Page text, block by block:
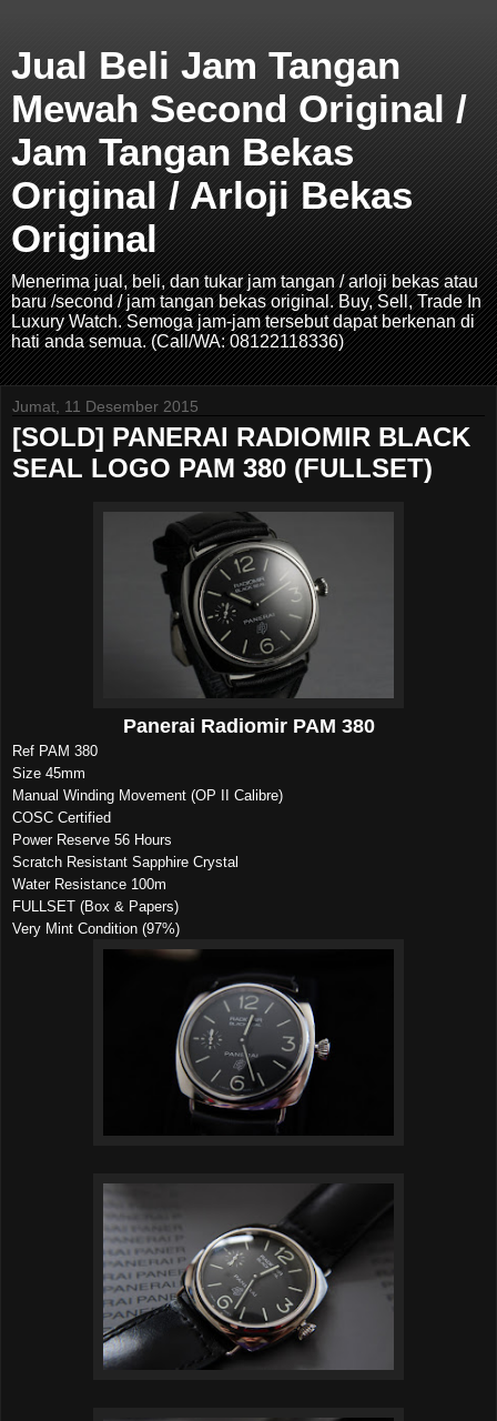
Jual Beli Jam Tangan
Mewah Second Original /
Jam Tangan Bekas
Original / Arloji Bekas
Original
Menerima jual, beli, dan tukar jam tangan / arloji bekas atau
baru /second / jam tangan bekas original. Buy, Sell, Trade In
Luxury Watch. Semoga jam-jam tersebut dapat berkenan di
hati anda semua. (Call/WA: 08122118336)
Jumat, 11 Desember 2015
[SOLD] PANERAI RADIOMIR BLACK
SEAL LOGO PAM 380 (FULLSET)
Panerai Radiomir PAM 380
Ref PAM 380
Size 45mm
Manual Winding Movement (OP II Calibre)
COSC Certified
Power Reserve 56 Hours
Scratch Resistant Sapphire Crystal
Water Resistance 100m
FULLSET (Box & Papers)
Very Mint Condition (97%)